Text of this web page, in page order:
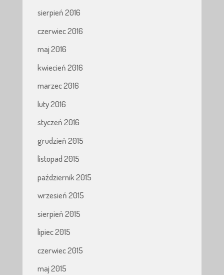
sierpień 2016
czerwiec 2016
maj 2016
kwiecień 2016
marzec 2016
luty 2016
styczeń 2016
grudzień 2015
listopad 2015
październik 2015
wrzesień 2015
sierpień 2015
lipiec 2015
czerwiec 2015
maj 2015